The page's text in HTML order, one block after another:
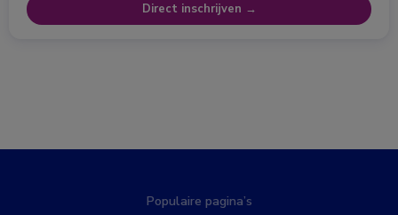
Direct inschrijven →
Populaire pagina’s